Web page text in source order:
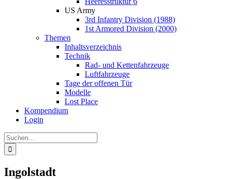
US Army
3rd Infantry Division (1988)
1st Armored Division (2000)
Themen
Inhaltsverzeichnis
Technik
Rad- und Kettenfahrzeuge
Luftfahrzeuge
Tage der offenen Tür
Modelle
Lost Place
Kompendium
Login
Suche
nach:
Ingolstadt